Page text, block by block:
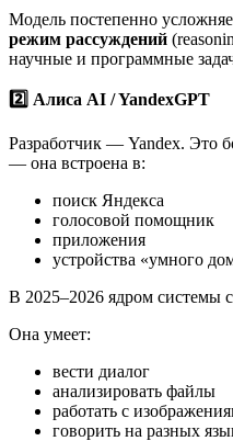
Модель постепенно
режим рассуждений
научные и программные
2️ Алиса AI / YandexGPT
Разработчик — Yandex. Это
— она встроена в:
поиск Яндекса
голосовой помощник
приложения
устройства «умного
В 2025–2026 ядром системы
Она умеет:
вести диалог
анализировать файлы
работать с
говорить на разных